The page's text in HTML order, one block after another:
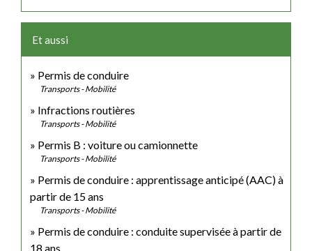
Et aussi
Permis de conduire
Transports - Mobilité
Infractions routières
Transports - Mobilité
Permis B : voiture ou camionnette
Transports - Mobilité
Permis de conduire : apprentissage anticipé (AAC) à
partir de 15 ans
Transports - Mobilité
Permis de conduire : conduite supervisée à partir de
18 ans